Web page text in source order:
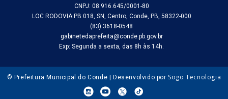
CNPJ: 08.916.645/0001-80
LOC RODOVIA PB 018, SN, Centro, Conde, PB, 58322-000
(83) 3618-0548
gabinetedaprefeita@conde.pb.gov.br
Exp: Segunda a sexta, das 8h às 14h.
© Prefeitura Municipal do Conde | Desenvolvido por Sogo Tecnologia